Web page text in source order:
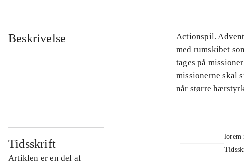
Beskrivelse
Actionspil.
med rumskibet
tages på
missionerne skal
når større
Tidsskrift
Artiklen er en del af
lorem